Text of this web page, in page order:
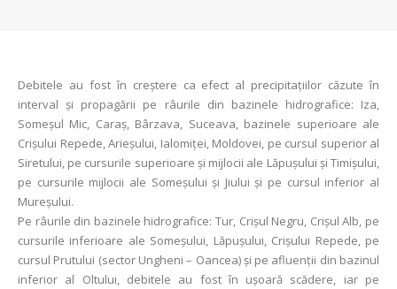
Debitele au fost în creştere ca efect al precipitaţiilor căzute în
interval şi propagării pe râurile din bazinele hidrografice: Iza,
Someşul Mic, Caraş, Bârzava, Suceava, bazinele superioare ale
Crişului Repede, Arieşului, Ialomiţei, Moldovei, pe cursul superior al
Siretului, pe cursurile superioare şi mijlocii ale Lăpuşului şi Timişului,
pe cursurile mijlocii ale Someşului şi Jiului şi pe cursul inferior al
Mureşului.
Pe râurile din bazinele hidrografice: Tur, Crişul Negru, Crişul Alb, pe
cursurile inferioare ale Someşului, Lăpuşului, Crişului Repede, pe
cursul Prutului (sector Ungheni – Oancea) şi pe afluenţii din bazinul
inferior al Oltului, debitele au fost în uşoară scădere, iar pe